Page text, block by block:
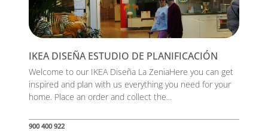
IKEA DISEÑA ESTUDIO DE PLANIFICACIÓN
Welcome to our IKEA Diseña La ZeniaHere you can get
inspired and plan with us everything you need for your
home. Place an order and collect the...
900 400 922